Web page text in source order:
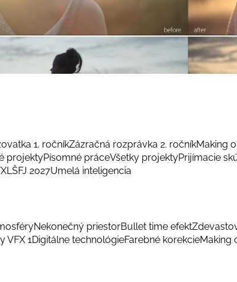
1. ročníkZázračná rozprávka 2. ročníkMaking
projektyPísomné práceVšetky projektyPrijímacie
LŠFJ 2027Umelá inteligencia
Nekonečný priestorBullet time efekt
VFX 1Digitálne technológieFarebné korekcieMaking